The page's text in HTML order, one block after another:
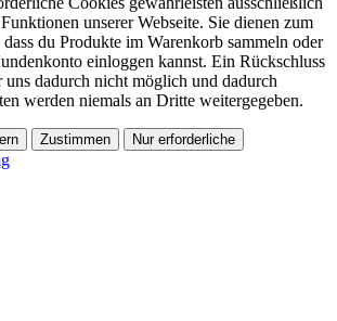
unserer Webseite. Sie dienen zum
du Produkte im Warenkorb sammeln oder
einloggen kannst. Ein Rückschluss
dadurch nicht möglich und dadurch
werden niemals an Dritte weitergegeben.
Zustimmen Nur erforderliche